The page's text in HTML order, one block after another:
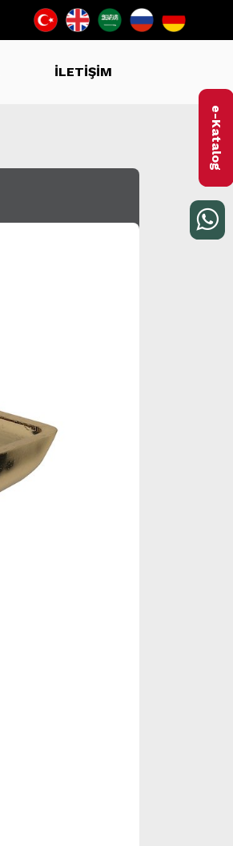
İLETİŞİM
e-Katalog